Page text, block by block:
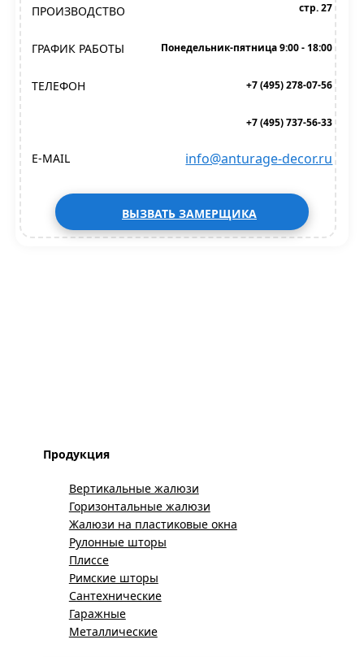
ПРОИЗВОДСТВО
стр. 27
ГРАФИК РАБОТЫ Понедельник-пятница 9:00 - 18:00
ТЕЛЕФОН +7 (495) 278-07-56
+7 (495) 737-56-33
E-MAIL info@anturage-decor.ru
ВЫЗВАТЬ ЗАМЕРЩИКА
Продукция
Вертикальные жалюзи
Горизонтальные жалюзи
Жалюзи на пластиковые окна
Рулонные шторы
Плиссе
Римские шторы
Сантехнические
Гаражные
Металлические